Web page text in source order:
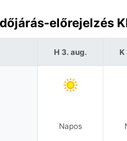
előrejelzés
H 3. aug.
Napos
K